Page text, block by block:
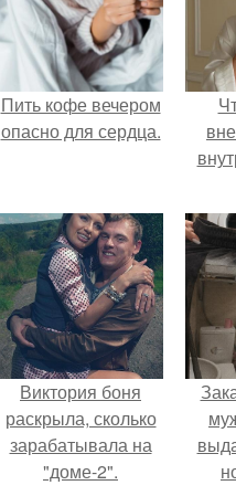
Пить кофе вечером
опасно для сердца.
Виктория боня
раскрыла, сколько
зарабатывала на
"доме-2".